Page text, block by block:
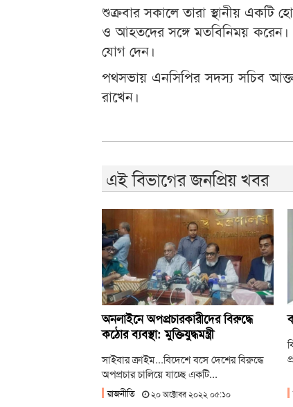
শুক্রবার সকালে তারা স্থানীয় একটি
ও আহতদের সঙ্গে মতবিনিময়
যোগ দেন।
পথসভায় এনসিপির সদস্য সচিব
রাখেন।
এই বিভাগের জনপ্রিয় খবর
অনলাইনে অপপ্রচারকারীদের বিরুদ্ধে
কঠোর ব্যবস্থা: মুক্তিযুদ্ধমন্ত্রী
সাইবার ক্রাইম...বিদেশে বসে দেশের বিরুদ্ধে
অপপ্রচার চালিয়ে যাচ্ছে একটি...
রাজনীতি ২০ অক্টোবর ২০২২ ০৫:১০